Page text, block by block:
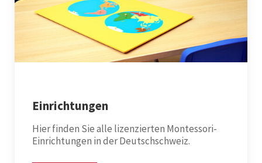
Einrichtungen
Hier finden Sie alle lizenzierten Montessori-
Einrichtungen in der Deutschschweiz.